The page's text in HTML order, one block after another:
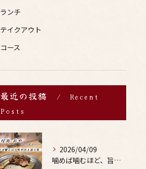
ランチ
テイクアウト
コース
最近の投稿
Recent
Posts
2026/04/09
噛めば噛むほど、旨みがあふれる。